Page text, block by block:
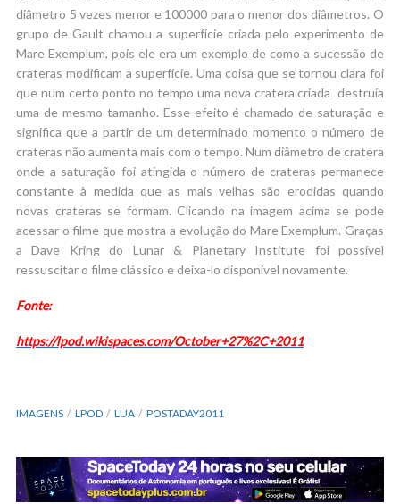
diâmetro 5 vezes menor e 100000 para o menor dos diâmetros. O
grupo de Gault chamou a superfície criada pelo experimento de
Mare Exemplum, pois ele era um exemplo de como a sucessão de
crateras modificam a superfície. Uma coisa que se tornou clara foi
que num certo ponto no tempo uma nova cratera criada destruía
uma de mesmo tamanho. Esse efeito é chamado de saturação e
significa que a partir de um determinado momento o número de
crateras não aumenta mais com o tempo. Num diâmetro de cratera
onde a saturação foi atingida o número de crateras permanece
constante à medida que as mais velhas são erodidas quando
novas crateras se formam. Clicando na imagem acima se pode
acessar o filme que mostra a evolução do Mare Exemplum. Graças
a Dave Kring do Lunar & Planetary Institute foi possível
ressuscitar o filme clássico e deixa-lo disponível novamente.
Fonte:
https://lpod.wikispaces.com/October+27%2C+2011
IMAGENS LPOD LUA POSTADAY2011